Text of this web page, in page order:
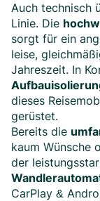
Auch technisch
Linie. Die
sorgt für ein
leise,
Jahreszeit. In
dieses
gerüstet.
Bereits die
kaum Wünsche
der
CarPlay &